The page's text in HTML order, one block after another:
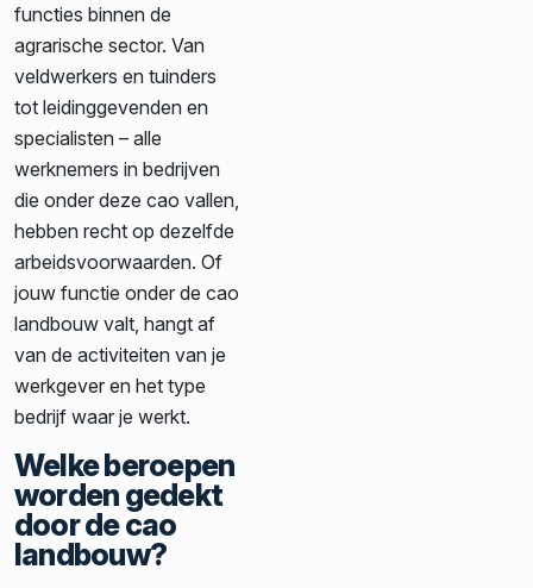
functies binnen de
agrarische sector. Van
veldwerkers en tuinders
tot leidinggevenden en
specialisten – alle
werknemers in bedrijven
die onder deze cao vallen,
hebben recht op dezelfde
arbeidsvoorwaarden. Of
jouw functie onder de cao
landbouw valt, hangt af
van de activiteiten van je
werkgever en het type
bedrijf waar je werkt.
Welke beroepen
worden gedekt
door de cao
landbouw?